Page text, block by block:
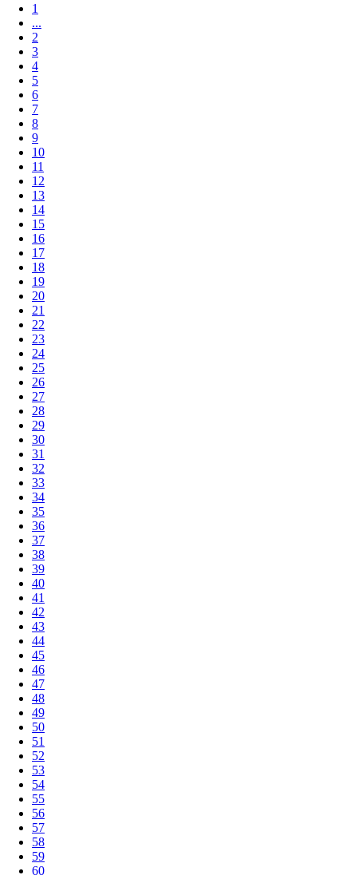
1
...
2
3
4
5
6
7
8
9
10
11
12
13
14
15
16
17
18
19
20
21
22
23
24
25
26
27
28
29
30
31
32
33
34
35
36
37
38
39
40
41
42
43
44
45
46
47
48
49
50
51
52
53
54
55
56
57
58
59
60